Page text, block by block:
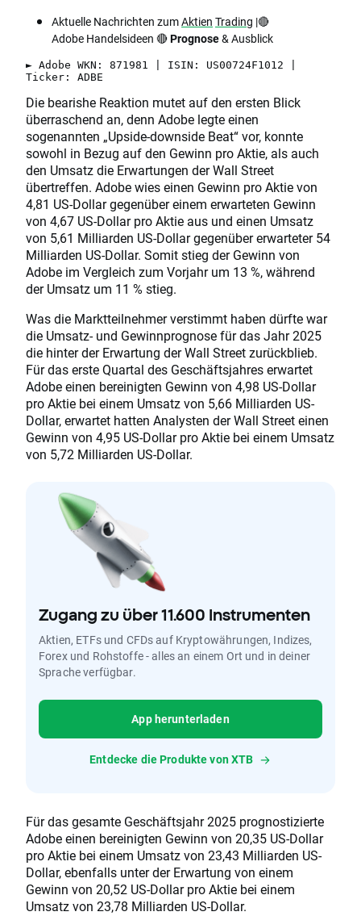
Aktuelle Nachrichten zumAktien Trading |🔴
Adobe Handelsideen 🔴Prognose& Ausblick
► Adobe WKN: 871981 | ISIN: US00724F1012 |
Ticker: ADBE
Die bearishe Reaktion mutet auf den ersten Blick
überraschend an, denn Adobe legte einen
sogenannten „Upside-downside Beat“ vor, konnte
sowohl in Bezug auf den Gewinn pro Aktie, als auch
den Umsatz die Erwartungen der Wall Street
übertreffen. Adobe wies einen Gewinn pro Aktie von
4,81 US-Dollar gegenüber einem erwarteten Gewinn
von 4,67 US-Dollar pro Aktie aus und einen Umsatz
von 5,61 Milliarden US-Dollar gegenüber erwarteter 54
Milliarden US-Dollar. Somit stieg der Gewinn von
Adobe im Vergleich zum Vorjahr um 13 %, während
der Umsatz um 11 % stieg.
Was die Marktteilnehmer verstimmt haben dürfte war
die Umsatz- und Gewinnprognose für das Jahr 2025
die hinter der Erwartung der Wall Street zurückblieb.
Für das erste Quartal des Geschäftsjahres erwartet
Adobe einen bereinigten Gewinn von 4,98 US-Dollar
pro Aktie bei einem Umsatz von 5,66 Milliarden US-
Dollar, erwartet hatten Analysten der Wall Street einen
Gewinn von 4,95 US-Dollar pro Aktie bei einem Umsatz
von 5,72 Milliarden US-Dollar.
Zugang zu über 11.600 Instrumenten
Aktien, ETFs und CFDs auf Kryptowährungen, Indizes,
Forex und Rohstoffe - alles an einem Ort und in deiner
Sprache verfügbar.
App herunterladen
Entdecke die Produkte von XTB
Für das gesamte Geschäftsjahr 2025 prognostizierte
Adobe einen bereinigten Gewinn von 20,35 US-Dollar
pro Aktie bei einem Umsatz von 23,43 Milliarden US-
Dollar, ebenfalls unter der Erwartung von einem
Gewinn von 20,52 US-Dollar pro Aktie bei einem
Umsatz von 23,78 Milliarden US-Dollar.